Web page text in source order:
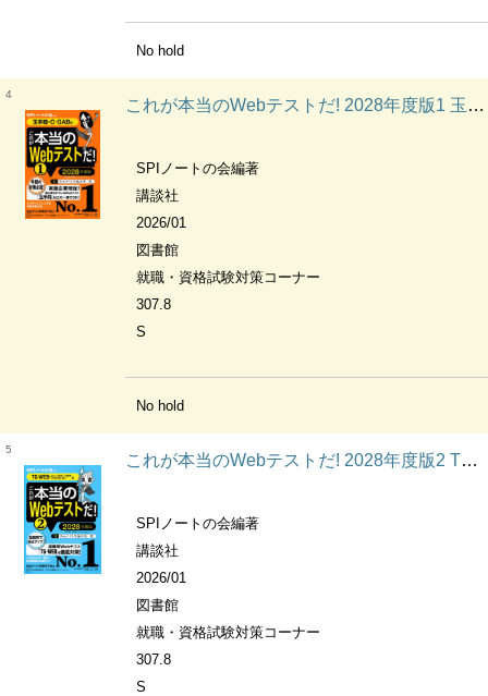
No hold
4
これが本当のWebテストだ! 2028年度版1 玉手箱・C-GAB編 本当の就職テストシリーズ
SPIノートの会編著
講談社
2026/01
図書館
就職・資格試験対策コーナー
307.8
S
No hold
5
これが本当のWebテストだ! 2028年度版2 TG-WEB・ヒューマネージ社のテストセンター編 本当の就職テストシリーズ
SPIノートの会編著
講談社
2026/01
図書館
就職・資格試験対策コーナー
307.8
S